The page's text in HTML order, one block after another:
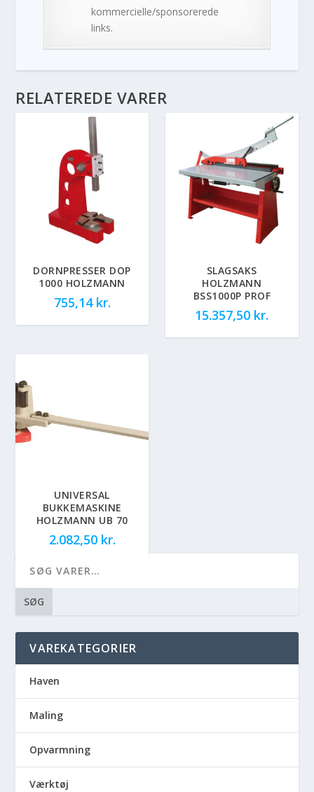
kommercielle/sponsorerede
links.
RELATEREDE VARER
DORNPRESSER DOP
1000 HOLZMANN
755,14 kr.
SLAGSAKS
HOLZMANN
BSS1000P PROF
15.357,50 kr.
UNIVERSAL
BUKKEMASKINE
HOLZMANN UB 70
2.082,50 kr.
SØG
VAREKATEGORIER
Haven
Maling
Opvarmning
Værktøj